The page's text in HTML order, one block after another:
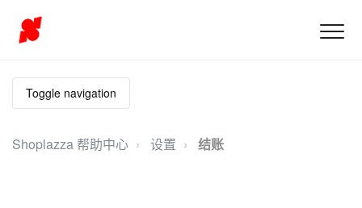
Toggle navigation
Shoplazza 帮助中心 设置 结账